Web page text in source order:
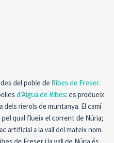
del poble de Ribes de Freser.
d’Aigua de Ribes: es produeix
dels rierols de muntanya. El camí
qual flueix el corrent de Núria;
artificial a la vall del mateix nom.
de Freser i la vall de Núria és